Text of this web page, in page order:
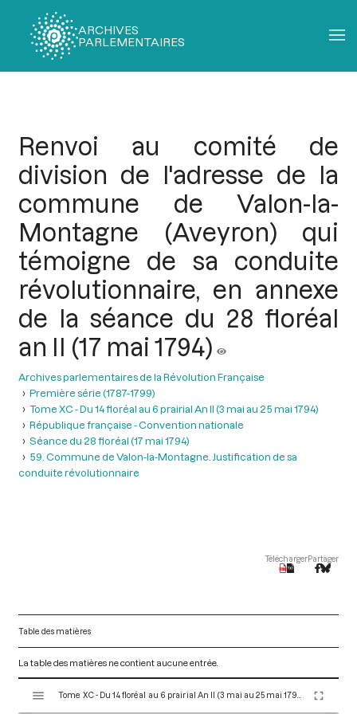
ARCHIVES
PARLEMENTAIRES
Renvoi au comité de
division de l'adresse de la
commune de Valon-la-
Montagne (Aveyron) qui
témoigne de sa conduite
révolutionnaire, en annexe
de la séance du 28 floréal
an II (17 mai 1794)
Archives parlementaires de la Révolution Française
Première série (1787-1799)
Tome XC - Du 14 floréal au 6 prairial An II (3 mai au 25 mai 1794)
République française - Convention nationale
Séance du 28 floréal (17 mai 1794)
59. Commune de Valon-la-Montagne. Justification de sa
conduite révolutionnaire
TéléchargerPartager
Table des matières
La table des matières ne contient aucune entrée.